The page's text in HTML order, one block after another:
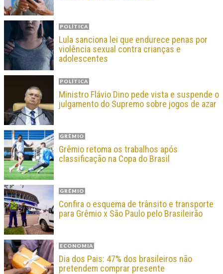
POLÍTICA
Lula sanciona lei que endurece penas por
violência sexual contra crianças e
adolescentes
POLÍTICA
Ministro Flávio Dino pede vista e suspende o
julgamento do Supremo sobre jogos de azar
GRÊMIO
Grêmio retoma os trabalhos após
classificação na Copa do Brasil
GRÊMIO
Confira o esquema de trânsito e transporte
para Grêmio x São Paulo pelo Brasileirão
ECONOMIA
Dia dos Pais: 47% dos brasileiros não
pretendem comprar presente